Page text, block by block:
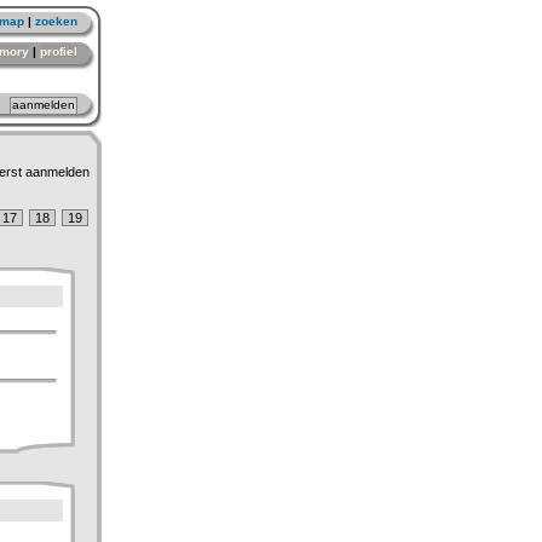
| zoeken
| profiel
aanmelden
17 18 19